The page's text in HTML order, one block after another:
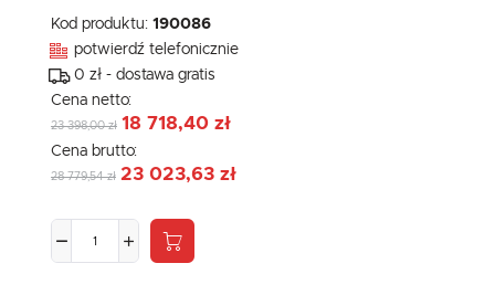
Kod produktu: 190086
potwierdź telefonicznie
0 zł - dostawa gratis
Cena netto:
23 398,00 zł 18 718,40 zł
Cena brutto:
28 779,54 zł 23 023,63 zł